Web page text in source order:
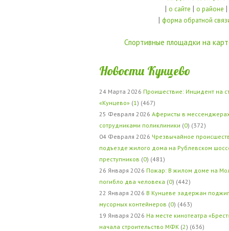
| о сайте | о районе |
| форма обратной
Спортивные площадки на
Новости Кунцево
24 Марта 2026 Проишествие: Инцидент на
«Кунцево» (1 ) (467)
25 Февраля 2026 Аферисты в
сотрудниками поликлиники (0) (372)
04 Февраля 2026 Чрезвычайное
подъезде жилого дома на Рублевском
преступников (0) (481)
26 Января 2026 Пожар: В жилом доме на
погибло два человека (0) (442)
22 Января 2026 В Кунцеве задержан
мусорных контейнеров (0) (463)
19 Января 2026 На месте кинотеатра
начала строительство МФК (2) (636)